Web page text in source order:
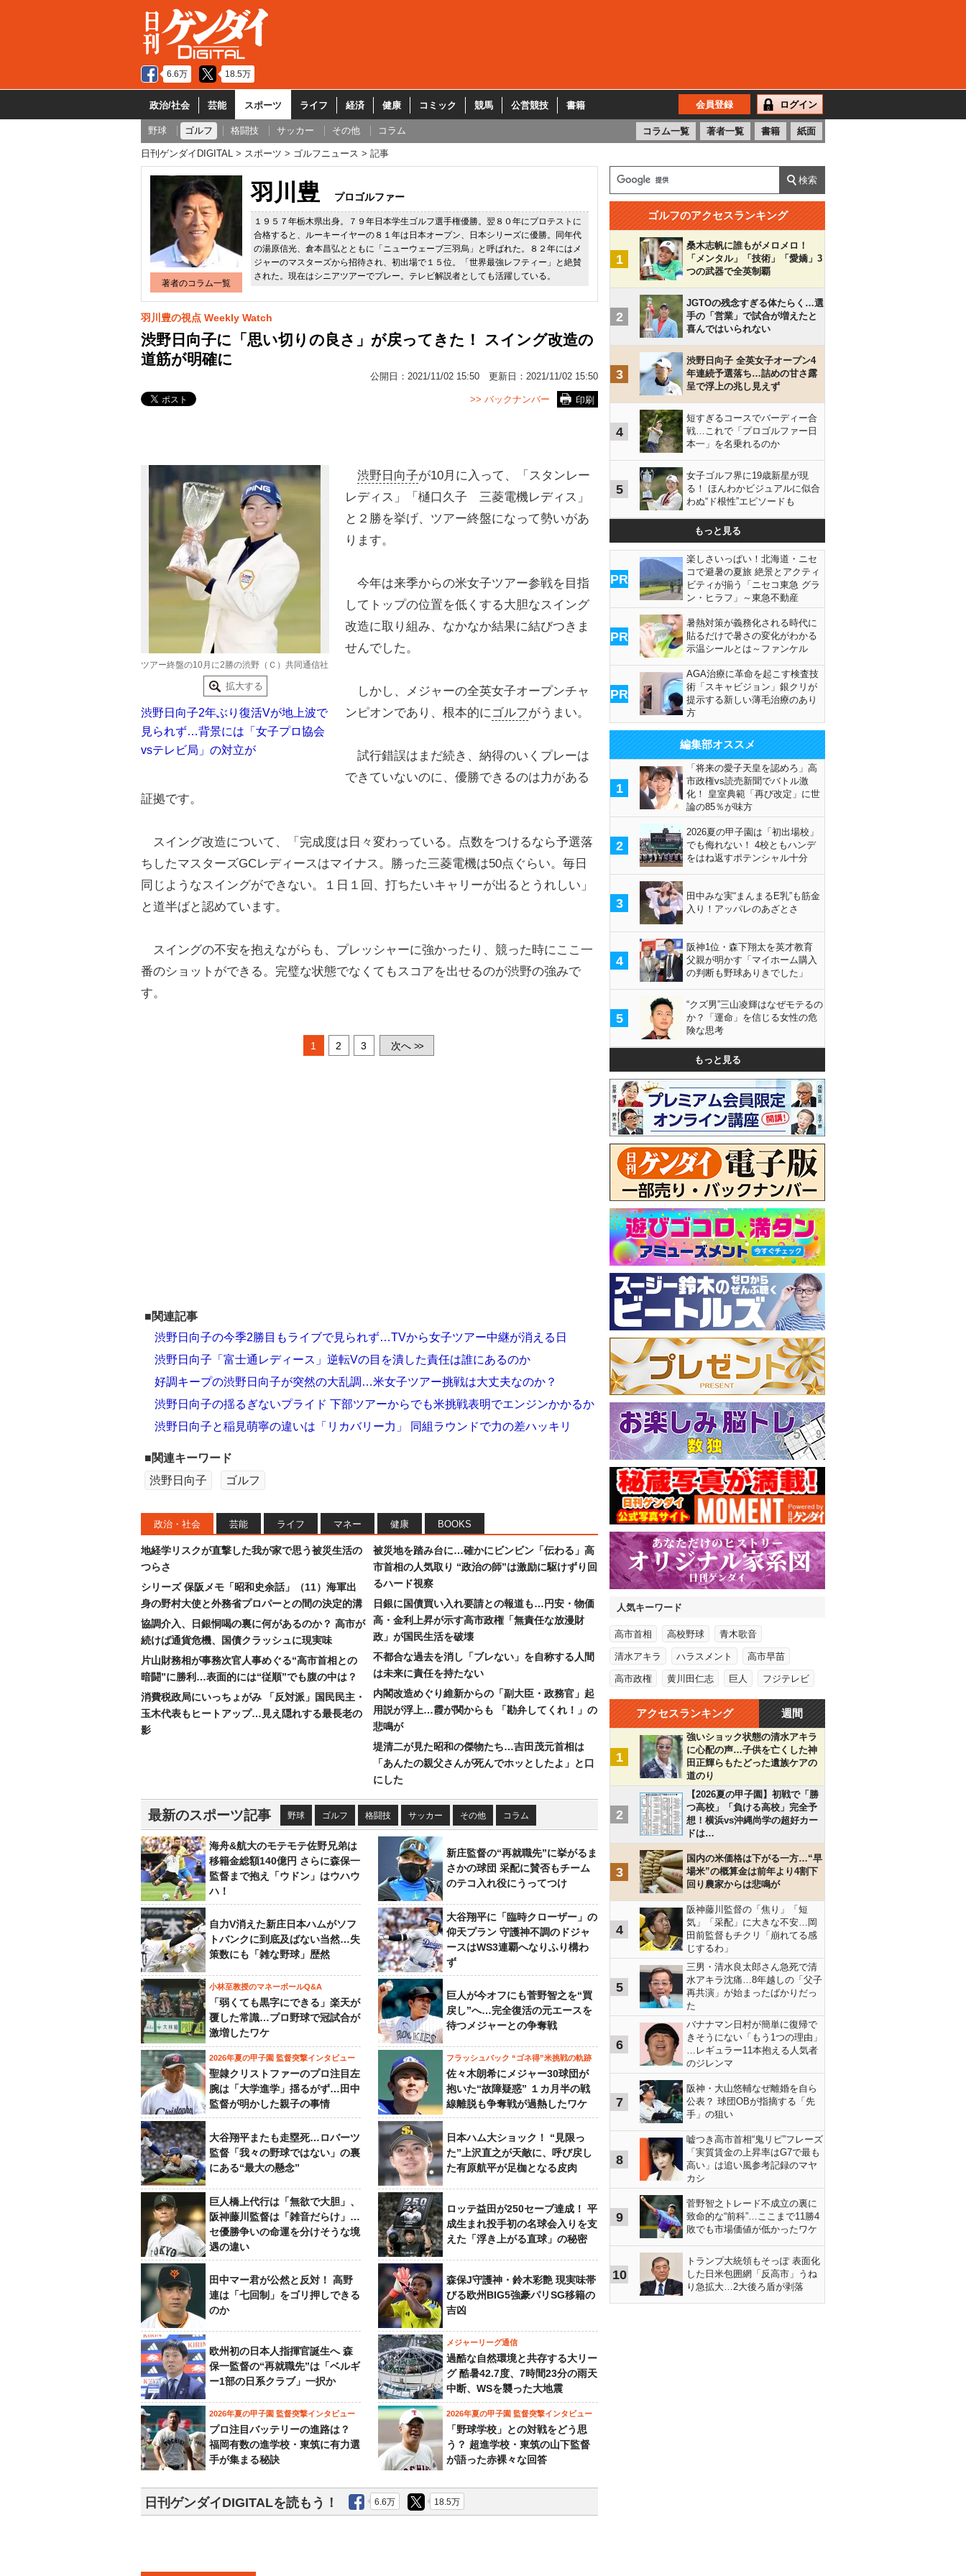
6.6万 18.5万
政治/社会 芸能 スポーツ ライフ 経済 健康 コミック 競馬 公営競技 書籍 会員登録 ログイン
野球 ゴルフ 格闘技 サッカー その他 コラム コラム一覧 著者一覧 書籍 紙面
日刊ゲンダイDIGITAL スポーツ ゴルフニュース 記事
著者のコラム一覧
羽川豊 プロゴルファー
１９５７年栃木県出身。７９年日本学生ゴルフ選手権優勝。翌８０年にプロテストに
合格すると、ルーキーイヤーの８１年は日本オープン、日本シリーズに優勝。同年代
の湯原信光、倉本昌弘とともに「ニューウェーブ三羽烏」と呼ばれた。８２年にはメ
ジャーのマスターズから招待され、初出場で１５位。「世界最強レフティー」と絶賛
された。現在はシニアツアーでプレー。テレビ解説者としても活躍している。
羽川豊の視点 Weekly Watch
渋野日向子に「思い切りの良さ」が戻ってきた！ スイング改造の
道筋が明確に
公開日： 2021/11/02 15:50 更新日： 2021/11/02 15:50
印刷
>> バックナンバー
ツアー終盤の10月に2勝の渋野（Ｃ）共同通信社
拡大する
渋野日向子2年ぶり復活Vが地上波で
見られず…背景には「女子プロ協会
vsテレビ局」の対立が
渋野日向子が10月に入って、「スタンレー
レディス」「樋口久子 三菱電機レディス」
と２勝を挙げ、ツアー終盤になって勢いがあ
ります。
今年は来季からの米女子ツアー参戦を目指
してトップの位置を低くする大胆なスイング
改造に取り組み、なかなか結果に結びつきま
せんでした。
しかし、メジャーの全英女子オープンチャ
ンピオンであり、根本的にゴルフがうまい。
試行錯誤はまだ続き、納得のいくプレーは
できていないのに、優勝できるのは力がある
証拠です。
スイング改造について、「完成度は日々変わっている。点数をつけるなら予選落
ちしたマスターズGCレディースはマイナス。勝った三菱電機は50点ぐらい。毎日
同じようなスイングができない。１日１回、打ちたいキャリーが出るとうれしい」
と道半ばと認めています。
スイングの不安を抱えながらも、プレッシャーに強かったり、競った時にここ一
番のショットができる。完璧な状態でなくてもスコアを出せるのが渋野の強みで
す。
1 2 3 次へ >>
■関連記事
渋野日向子の今季2勝目もライブで見られず…TVから女子ツアー中継が消える日
渋野日向子「富士通レディース」逆転Vの目を潰した責任は誰にあるのか
好調キープの渋野日向子が突然の大乱調…米女子ツアー挑戦は大丈夫なのか？
渋野日向子の揺るぎないプライド 下部ツアーからでも米挑戦表明でエンジンかかるか
渋野日向子と稲見萌寧の違いは「リカバリー力」 同組ラウンドで力の差ハッキリ
■関連キーワード
渋野日向子
ゴルフ
政治・社会 芸能 ライフ マネー 健康 BOOKS
地経学リスクが直撃した我が家で思う被災生活の
つらさ
シリーズ 保阪メモ「昭和史余話」（11）海軍出
身の野村大使と外務省プロパーとの間の決定的溝
協調介入、日銀恫喝の裏に何があるのか？ 高市が
続けば通貨危機、国債クラッシュに現実味
片山財務相が事務次官人事めぐる“高市首相との
暗闘”に勝利…表面的には“従順”でも腹の中は？
消費税政局にいっちょがみ 「反対派」国民民主・
玉木代表もヒートアップ…見え隠れする最長老の
影
被災地を踏み台に…確かにビンビン「伝わる」高
市首相の人気取り “政治の師”は激励に駆けずり回
るハード視察
日銀に国債買い入れ要請との報道も…円安・物価
高・金利上昇が示す高市政権「無責任な放漫財
政」が国民生活を破壊
不都合な過去を消し「ブレない」を自称する人間
は未来に責任を持たない
内閣改造めぐり維新からの「副大臣・政務官」起
用説が浮上…霞が関からも 「勘弁してくれ！」の
悲鳴が
堤清二が見た昭和の傑物たち…吉田茂元首相は
「あんたの親父さんが死んでホッとしたよ」と口
にした
最新のスポーツ記事 野球 ゴルフ 格闘技 サッカー その他 コラム
海舟&航大のモテモテ佐野兄弟は
移籍金総額140億円 さらに森保一
監督まで抱え「ウドン」はウハウ
ハ！
新庄監督の“再就職先”に挙がるま
さかの球団 采配に賛否もチーム
のテコ入れ役にうってつけ
自力V消えた新庄日本ハムがソフ
トバンクに到底及ばない当然…失
策数にも「雑な野球」歴然
大谷翔平に「臨時クローザー」の
仰天プラン 守護神不調のドジャ
ースはWS3連覇へなりふり構わ
ず
小林至教授のマネーボールQ&A
「弱くても黒字にできる」楽天が
覆した常識…プロ野球で冠試合が
激増したワケ
巨人が今オフにも菅野智之を“買
戻し”へ…完全復活の元エースを
待つメジャーとの争奪戦
2026年夏の甲子園 監督突撃インタビュー
聖隷クリストファーのプロ注目左
腕は「大学進学」揺るがず…田中
監督が明かした親子の事情
フラッシュバック “ゴネ得”米挑戦の軌跡
佐々木朗希にメジャー30球団が
抱いた“故障疑惑” １カ月半の戦
線離脱も争奪戦が過熱したワケ
大谷翔平またも走塁死…ロバーツ
監督「我々の野球ではない」の裏
にある“最大の懸念”
日本ハム大ショック！ “見限っ
た”上沢直之が天敵に、呼び戻し
た有原航平が足枷となる皮肉
巨人橋上代行は「無欲で大胆」、
阪神藤川監督は「雑音だらけ」…
セ優勝争いの命運を分けそうな境
遇の違い
ロッテ益田が250セーブ達成！ 平
成生まれ投手初の名球会入りを支
えた「浮き上がる直球」の秘密
田中マー君が公然と反対！ 高野
連は「七回制」をゴリ押しできる
のか
森保J守護神・鈴木彩艶 現実味帯
びる欧州BIG5強豪パリSG移籍の
吉凶
欧州初の日本人指揮官誕生へ 森
保一監督の“再就職先”は「ベルギ
ー1部の日系クラブ」一択か
メジャーリーグ通信
過酷な自然環境と共存する大リー
グ 酷暑42.7度、7時間23分の雨天
中断、WSを襲った大地震
2026年夏の甲子園 監督突撃インタビュー
プロ注目バッテリーの進路は？
福岡有数の進学校・東筑に有力選
手が集まる秘訣
2026年夏の甲子園 監督突撃インタビュー
「野球学校」との対戦をどう思
う？ 超進学校・東筑の山下監督
が語った赤裸々な回答
日刊ゲンダイDIGITALを読もう！ 6.6万 18.5万
ゴルフのアクセスランキング
1
桑木志帆に誰もがメロメロ！
「メンタル」「技術」「愛嬌」3
つの武器で全英制覇
2
JGTOの残念すぎる体たらく…選
手の「営業」で試合が増えたと
喜んではいられない
3
渋野日向子 全英女子オープン4
年連続予選落ち…詰めの甘さ露
呈で浮上の兆し見えず
4
短すぎるコースでバーディー合
戦…これで「プロゴルファー日
本一」を名乗れるのか
5
女子ゴルフ界に19歳新星が現
る！ ほんわかビジュアルに似合
わぬ“ド根性”エピソードも
もっと見る
PR
楽しさいっぱい！北海道・ニセ
コで避暑の夏旅 絶景とアクティ
ビティが揃う「ニセコ東急 グラ
ン・ヒラフ」～東急不動産
PR
暑熱対策が義務化される時代に
貼るだけで暑さの変化がわかる
示温シールとは～ファンケル
PR
AGA治療に革命を起こす検査技
術「スキャビジョン」銀クリが
提示する新しい薄毛治療のあり
方
編集部オススメ
1
「将来の愛子天皇を認めろ」高
市政権vs読売新聞でバトル激
化！ 皇室典範「再び改定」に世
論の85％が味方
2
2026夏の甲子園は「初出場校」
でも侮れない！ 4校ともハンデ
をはね返すポテンシャル十分
3
田中みな実“まんまるE乳”も筋金
入り！アッパレのあざとさ
4
阪神1位・森下翔太を英才教育
父親が明かす「マイホーム購入
の判断も野球ありきでした」
5
“クズ男”三山凌輝はなぜモテるの
か？「運命」を信じる女性の危
険な思考
もっと見る
人気キーワード
高市首相 高校野球 青木歌音
清水アキラ ハラスメント 高市早苗
高市政権 黄川田仁志 巨人 フジテレビ
アクセスランキング 週間
1
強いショック状態の清水アキラ
に心配の声…子供を亡くした神
田正輝らもたどった遺族ケアの
道のり
2
【2026夏の甲子園】初戦で「勝
つ高校」「負ける高校」完全予
想！横浜vs沖縄尚学の超好カー
ドは…
3
国内の米価格は下がる一方…“早
場米”の概算金は前年より4割下
回り農家からは悲鳴が
4
阪神藤川監督の「焦り」「短
気」「采配」に大きな不安…岡
田前監督もチクリ「崩れてる感
じするわ」
5
三男・清水良太郎さん急死で清
水アキラ沈痛…8年越しの「父子
再共演」が始まったばかりだっ
た
6
バナナマン日村が簡単に復帰で
きそうにない「もう1つの理由」
…レギュラー11本抱える人気者
のジレンマ
7
阪神・大山悠輔なぜ離婚を自ら
公表？ 球団OBが指摘する「先
手」の狙い
8
嘘つき高市首相“鬼リピ”フレーズ
「実質賃金の上昇率はG7で最も
高い」は追い風参考記録のマヤ
カシ
9
菅野智之トレード不成立の裏に
致命的な“前科”…ここまで11勝4
敗でも市場価値が低かったワケ
10
トランプ大統領もそっぽ 表面化
した日米包囲網「反高市」うね
り急拡大…2大後ろ盾が剥落